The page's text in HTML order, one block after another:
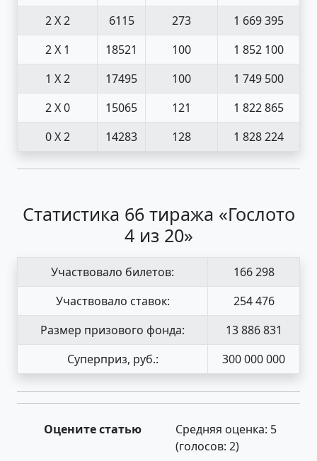
2 X 2
6115 273
1 669 395
2 X 1
18521 100
1 852 100
1 X 2
17495 100
1 749 500
2 X 0
15065 121
1 822 865
0 X 2
14283 128 1 828 224
Статистика 66 тиража «Гослото
4 из 20»
Участвовало билетов:
166 298
Участвовало ставок:
254 476
Размер призового фонда:
13 886 831
Суперприз, руб.:
300 000 000
Оцените статью Средняя оценка: 5
(голосов: 2)